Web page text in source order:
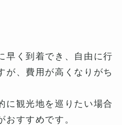
早く到着でき、自由に行
が、費用が高くなりがち
に観光地を巡りたい場合
おすすめです。